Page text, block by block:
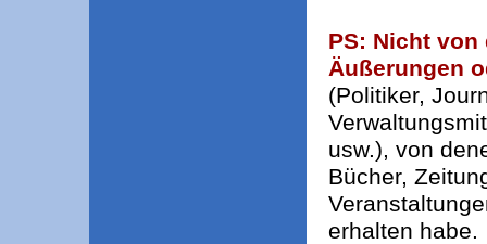
PS: Nicht
Äußerungen
(Politiker,
usw.), von
Bücher,
erhalten habe.